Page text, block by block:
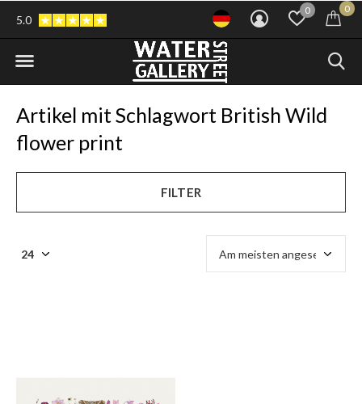
0 0
5.0
Artikel mit Schlagwort British Wild
flower print
FILTER